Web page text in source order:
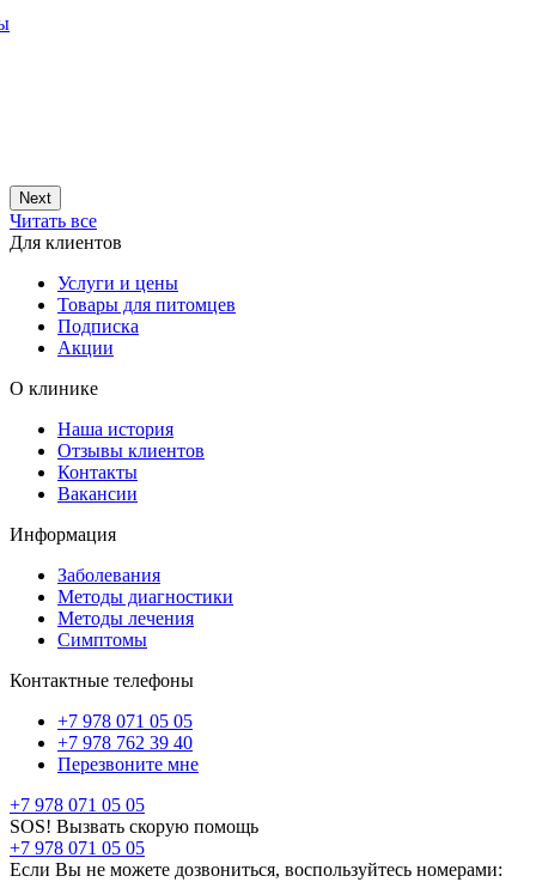
Next
Читать все
Для клиентов
Услуги и цены
Товары для питомцев
Подписка
Акции
О клинике
Наша история
Отзывы клиентов
Контакты
Вакансии
Информация
Заболевания
Методы диагностики
Методы лечения
Симптомы
Контактные телефоны
+7 978 071 05 05
+7 978 762 39 40
Перезвоните мне
+7 978 071 05 05
SOS! Вызвать скорую помощь
+7 978 071 05 05
Если Вы не можете дозвониться, воспользуйтесь номерами: